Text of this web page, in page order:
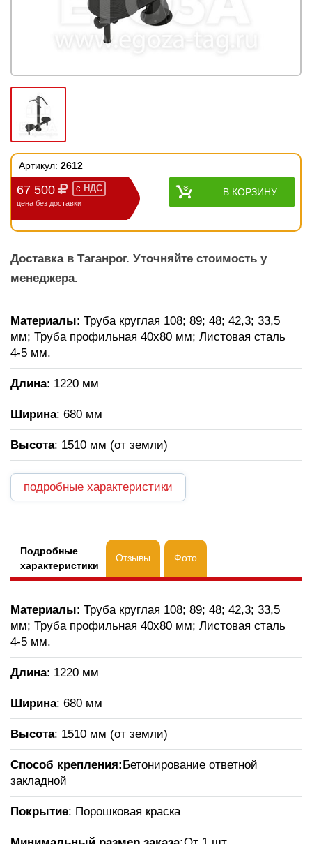
Артикул: 2612
67 500 с НДС
цена без доставки
В КОРЗИНУ
Доставка в Таганрог. Уточняйте стоимость у
менеджера.
Материалы: Труба круглая 108; 89; 48; 42,3; 33,5
мм; Труба профильная 40х80 мм; Листовая сталь
4-5 мм.
Длина: 1220 мм
Ширина: 680 мм
Высота: 1510 мм (от земли)
подробные характеристики
Подробные
характеристики
Отзывы Фото
Материалы: Труба круглая 108; 89; 48; 42,3; 33,5
мм; Труба профильная 40х80 мм; Листовая сталь
4-5 мм.
Длина: 1220 мм
Ширина: 680 мм
Высота: 1510 мм (от земли)
Способ крепления:Бетонирование ответной
закладной
Покрытие: Порошковая краска